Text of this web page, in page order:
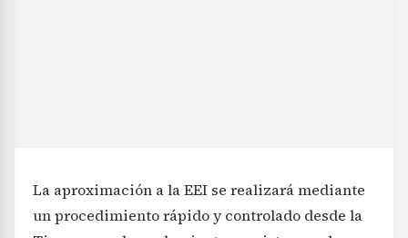
La aproximación a la EEI se realizará mediante
un procedimiento rápido y controlado desde la